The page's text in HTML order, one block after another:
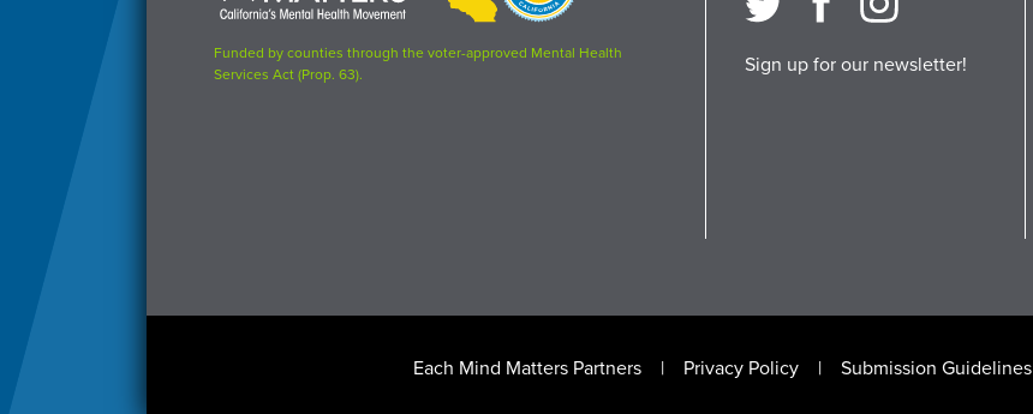
Matters
logo
logo
Funded by counties through the voter-approved Mental Health
Services Act (Prop. 63).
Sign up for our newsletter!
Each Mind Matters Partners Privacy Policy Submission Guidelines